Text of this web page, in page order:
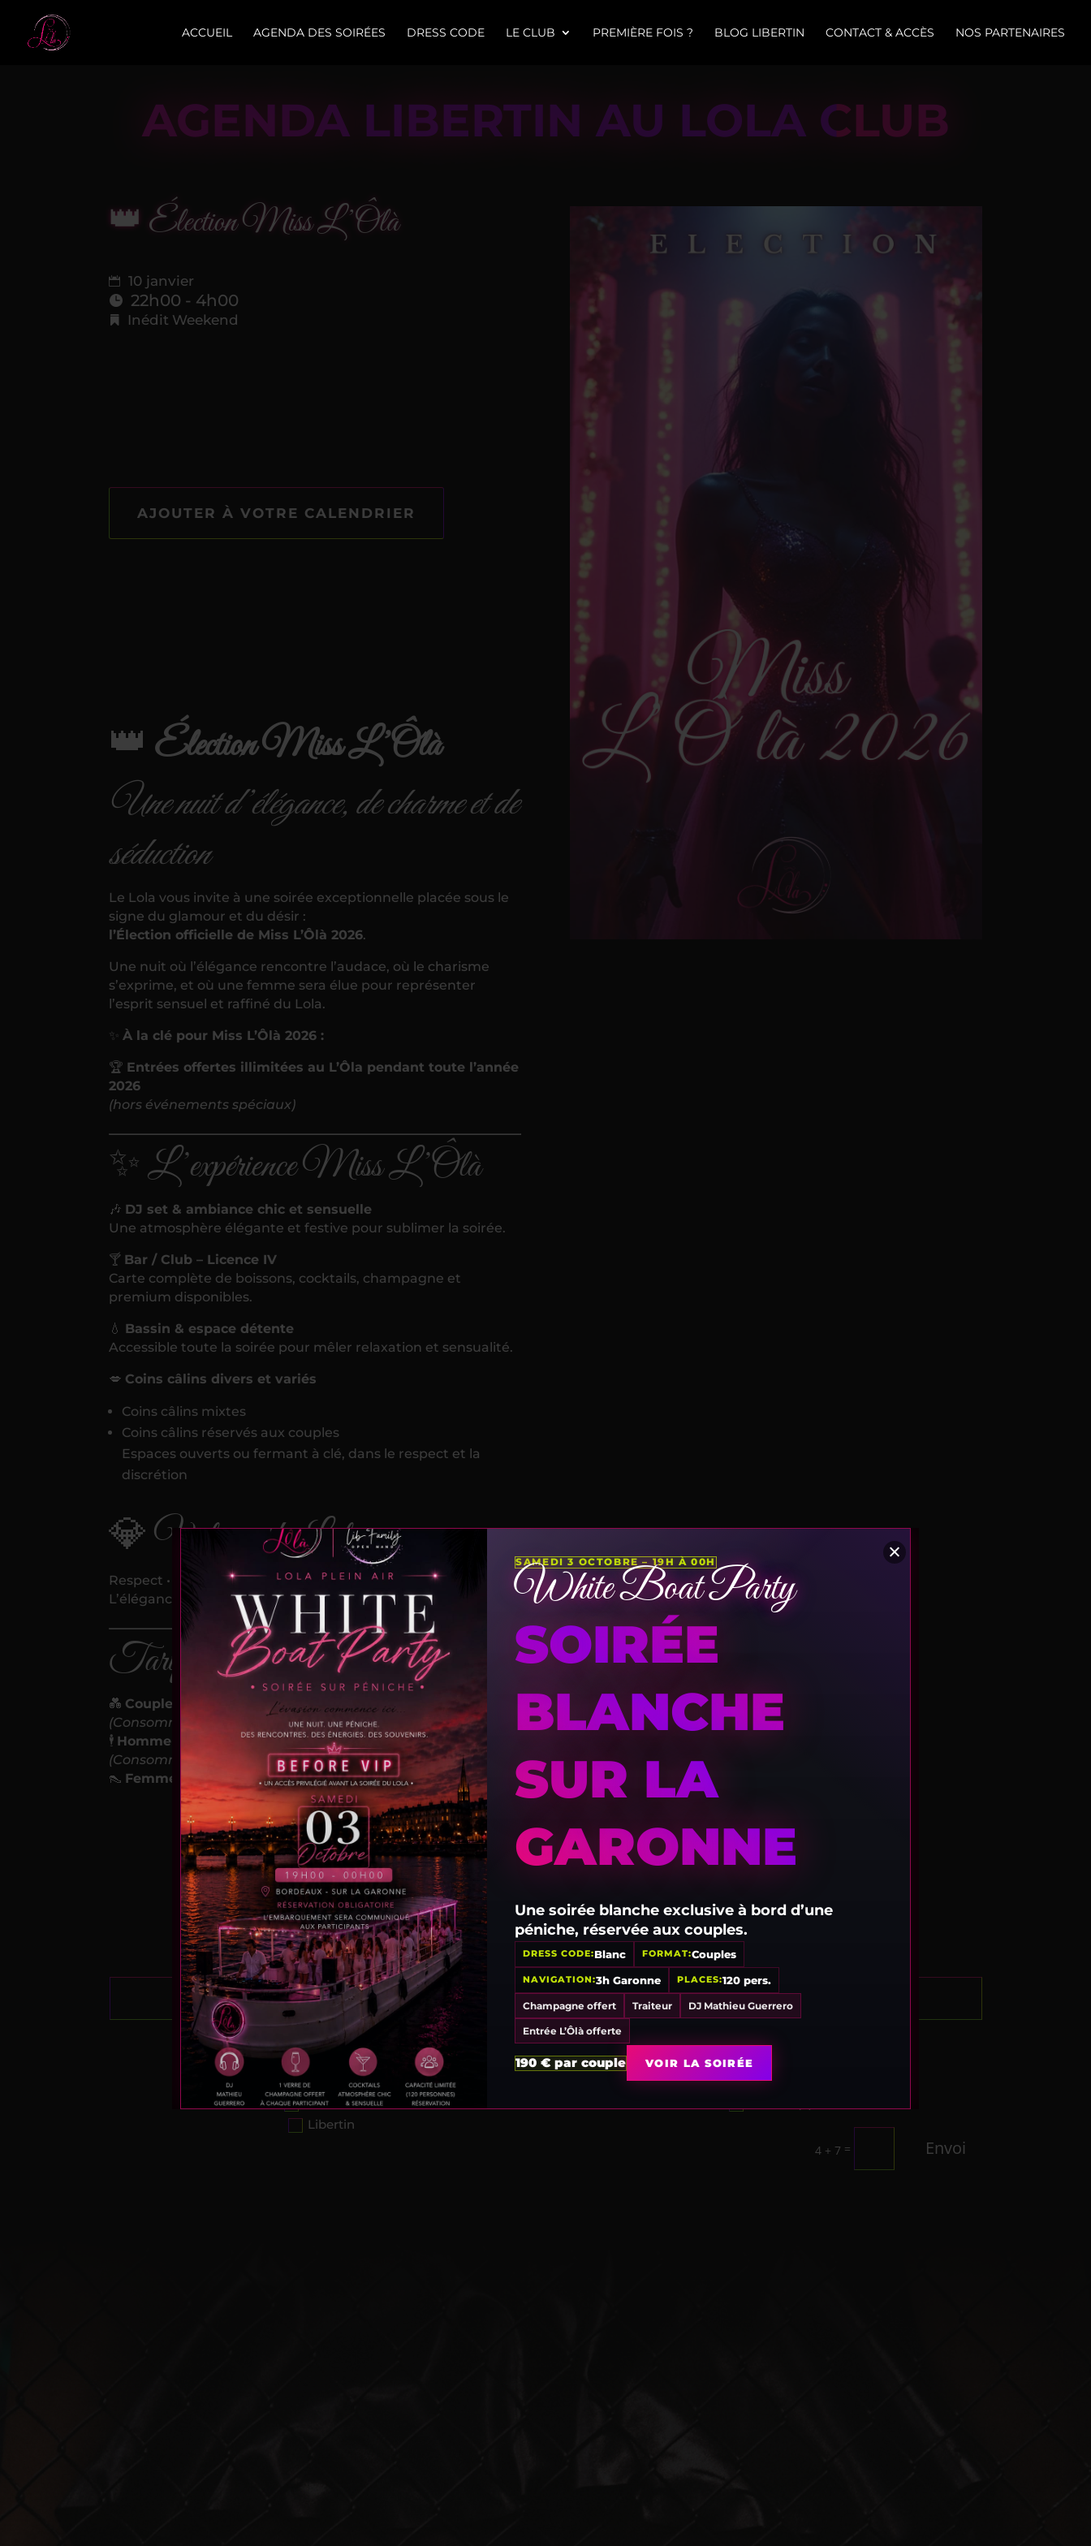
SAMEDI 3 OCTOBRE – 19H À 00H
White Boat Party
SOIRÉE
BLANCHE
SUR LA
GARONNE
Une soirée blanche exclusive à bord d’une
péniche, réservée aux couples.
DRESS CODE Blanc FORMAT Couples
NAVIGATION 3h Garonne PLACES 120 pers.
Champagne offert Traiteur DJ Mathieu Guerrero
Entrée L’Ôlà offerte
190 € par couple VOIR LA SOIRÉE
ACCUEIL AGENDA DES SOIRÉES DRESS CODE LE CLUB PREMIÈRE FOIS ? BLOG LIBERTIN CONTACT & ACCÈS NOS PARTENAIRES
AGENDA LIBERTIN AU LOLA CLUB
👑 Élection Miss L’Ôlà
10 janvier
22h00 - 4h00
Inédit Weekend
AJOUTER À VOTRE CALENDRIER
👑 Élection Miss L’Ôlà
Une nuit d’élégance, de charme et de
séduction
Le Lola vous invite à une soirée exceptionnelle placée sous le
signe du glamour et du désir :
l’Élection officielle de Miss L’Ôlà 2026.
Une nuit où l’élégance rencontre l’audace, où le charisme
s’exprime, et où une femme sera élue pour représenter
l’esprit sensuel et raffiné du Lola.
✨À la clé pour Miss L’Ôlà 2026 :
🏆 Entrées offertes illimitées au L’Ôla pendant toute l’année
2026
(hors événements spéciaux)
✨ L’expérience Miss L’Ôlà
🎶 DJ set & ambiance chic et sensuelle
Une atmosphère élégante et festive pour sublimer la soirée.
🍸 Bar / Club – Licence IV
Carte complète de boissons, cocktails, champagne et
premium disponibles.
💧 Bassin & espace détente
Accessible toute la soirée pour mêler relaxation et sensualité.
💋 Coins câlins divers et variés
Coins câlins mixtes
Coins câlins réservés aux couples
Espaces ouverts ou fermant à clé, dans le respect et la
discrétion
💎 Valeurs du Lola
Respect • Consentement • Discrétion • Bienveillance
L’élégance passe aussi par le comportement.
Tarifs
💑 Couple : 60 €
– 1 consommation offerte par personne
(Consommations hors cocktails, champagne et premium)
🕴 Homme seul (sur sélection) : 70 €– 1 consommation offerte
(Consommations hors cocktails, champagne et premium)
👠 Femme seule : entrée offerte
Oserez-vous ?
Je participe
Couple
Libertine
Libertin
Etes vous déja venu(e)?
Première fois
4 + 7 = Envoi